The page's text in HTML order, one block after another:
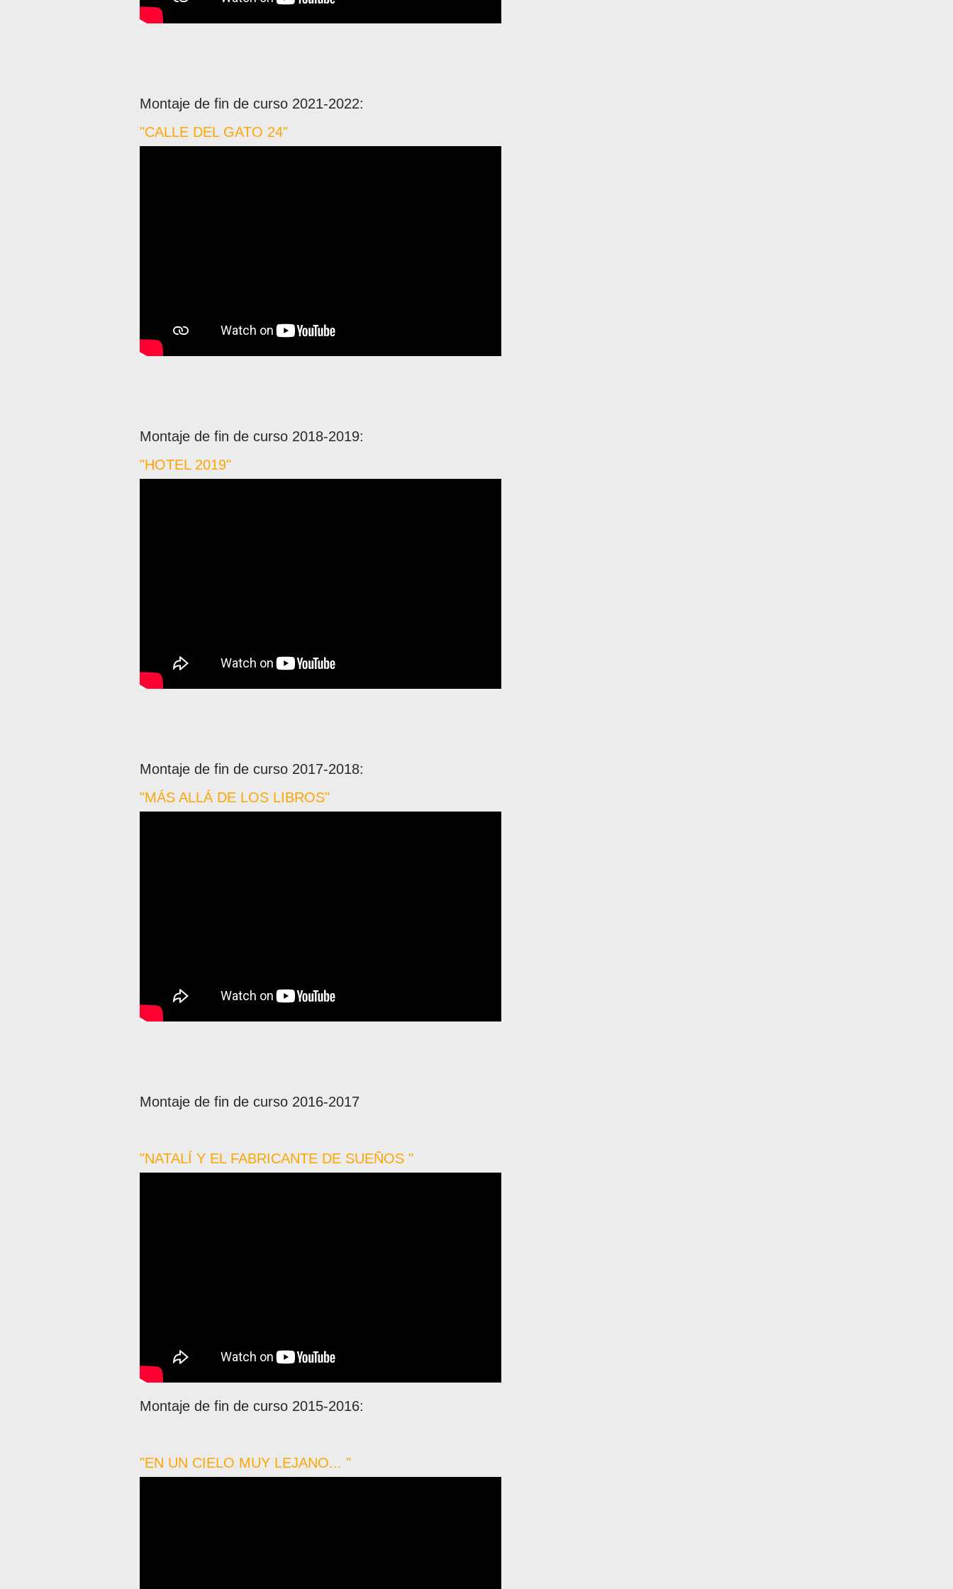
Montaje de fin de curso 2021-2022:
"CALLE DEL GATO 24"
Montaje de fin de curso 2018-2019:
"HOTEL 2019"
Montaje de fin de curso 2017-2018:
"MÁS ALLÁ DE LOS LIBROS"
Montaje de fin de curso 2016-2017
"NATALÍ Y EL FABRICANTE DE SUEÑOS "
Montaje de fin de curso 2015-2016:
"EN UN CIELO MUY LEJANO... "